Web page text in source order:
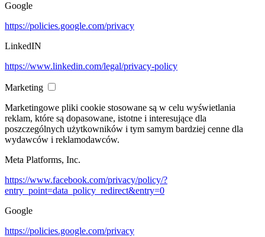
Google
https://policies.google.com/privacy
LinkedIN
https://www.linkedin.com/legal/privacy-policy
Marketing
Marketingowe pliki cookie stosowane są w celu wyświetlania
reklam, które są dopasowane, istotne i interesujące dla
poszczególnych użytkowników i tym samym bardziej cenne dla
wydawców i reklamodawców.
Meta Platforms, Inc.
https://www.facebook.com/privacy/policy/?
entry_point=data_policy_redirect&entry=0
Google
https://policies.google.com/privacy